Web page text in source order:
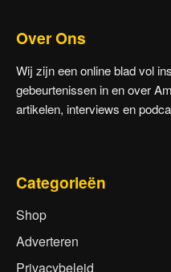
Over Ons
Wij zijn een online blad vol
gebeurtenissen in en over
artikelen, interviews en
Categorieën
Shop
Adverteren
Privacybeleid